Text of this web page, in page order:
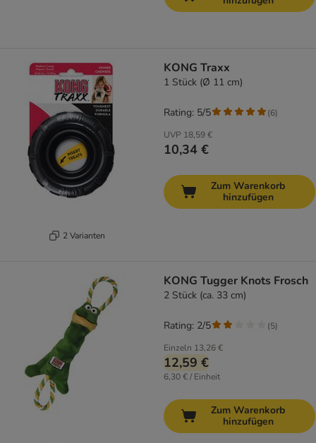
2 Varianten
KONG Traxx
1 Stück (Ø 11 cm)
UVP 18,59 €
10,34 €
Rating: 5/5 (6)
Zum Warenkorb
hinzufügen
KONG Tugger Knots Frosch
2 Stück (ca. 33 cm)
Einzeln 13,26 €
12,59 €
6,30 € / Einheit
Rating: 2/5 (5)
Zum Warenkorb
hinzufügen